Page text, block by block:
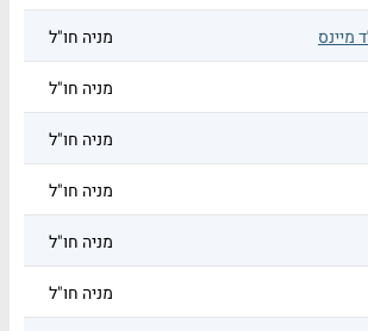
מיינס מניה חו"ל
מניה חו"ל
מניה חו"ל
מניה חו"ל
מניה חו"ל
מניה חו"ל